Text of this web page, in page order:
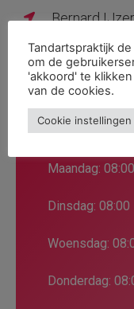
Bernard
7091ZK,
Maandag:
Dinsdag:
Woensdag:
Donderdag:
Tandartspraktijk
om de
'akkoord' te
van de cookies.
Cookie instellingen